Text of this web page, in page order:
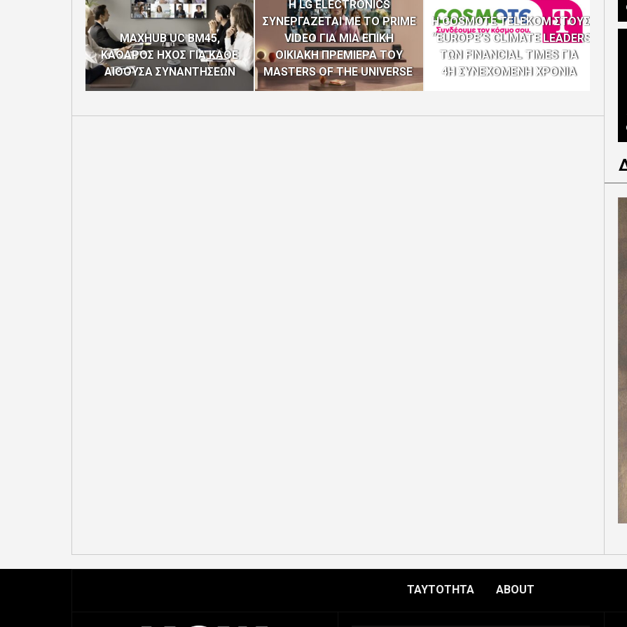
MAXHUB UC BM45,
ΚΑΘΑΡΟΣ ΗΧΟΣ ΓΙΑ ΚΑΘΕ
ΑΙΘΟΥΣΑ ΣΥΝΑΝΤΗΣΕΩΝ
H LG ELECTRONICS
ΣΥΝΕΡΓΑΖΕΤΑΙ ΜΕ ΤΟ PRIME
VIDEO ΓΙΑ ΜΙΑ ΕΠΙΚΗ
ΟΙΚΙΑΚΗ ΠΡΕΜΙΕΡΑ ΤΟΥ
MASTERS OF THE UNIVERSE
Η COSMOTE TELEKOM ΣΤΟΥΣ
“EUROPE’S CLIMATE LEADERS”
ΤΩΝ FINANCIAL TIMES ΓΙΑ
4Η ΣΥΝΕΧΟΜΕΝΗ ΧΡΟΝΙΑ
ΤΑΥΤΟΤΗΤΑ ABOUT